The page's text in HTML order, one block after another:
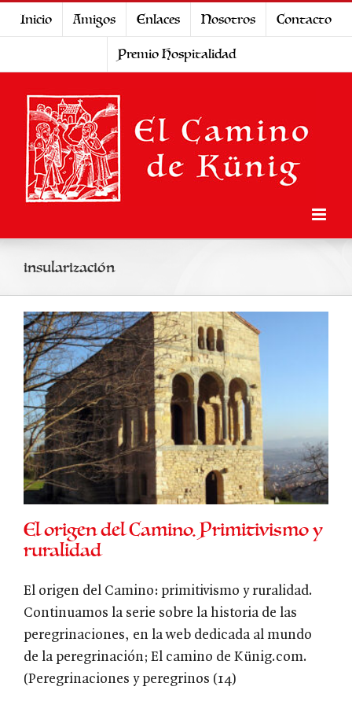
Inicio Amigos Enlaces Nosotros
Contacto
Premio Hospitalidad
insularización
El origen del Camino. Primitivismo y
ruralidad
El origen del Camino: primitivismo y ruralidad.
Continuamos la serie sobre la historia de las
peregrinaciones, en la web dedicada al mundo
de la peregrinación; El camino de Künig.com.
(Peregrinaciones y peregrinos (14)